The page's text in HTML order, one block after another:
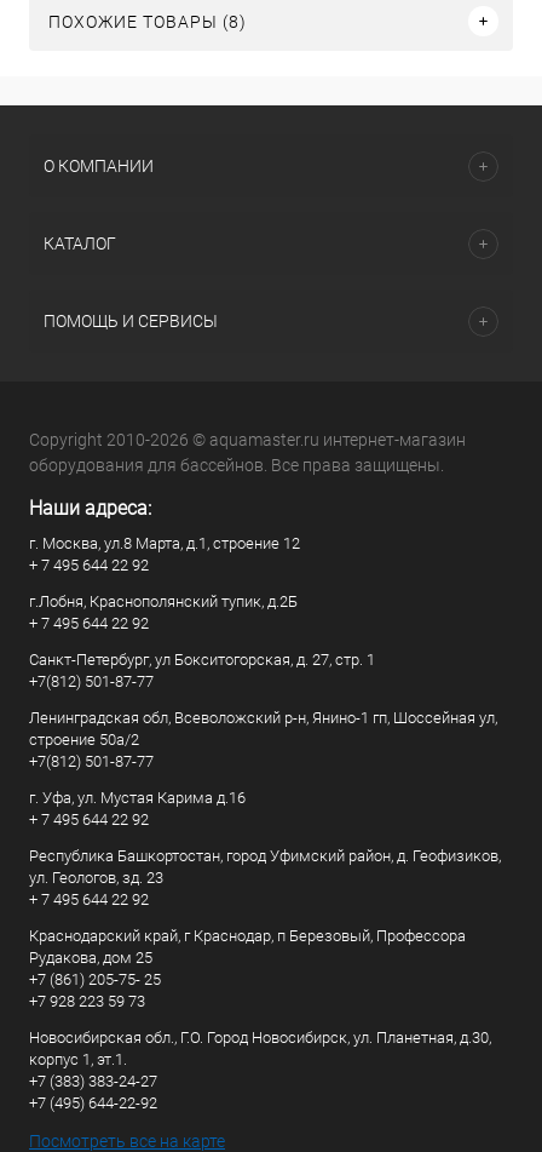
ПОХОЖИЕ ТОВАРЫ (8)
О КОМПАНИИ
КАТАЛОГ
ПОМОЩЬ И СЕРВИСЫ
Copyright 2010-2026 © aquamaster.ru интернет-магазин
оборудования для бассейнов. Все права защищены.
Наши адреса:
г. Москва, ул.8 Марта, д.1, строение 12
+ 7 495 644 22 92
г.Лобня, Краснополянский тупик, д.2Б
+ 7 495 644 22 92
Санкт-Петербург, ул Бокситогорская, д. 27, стр. 1
+7(812) 501-87-77
Ленинградская обл, Всеволожский р-н, Янино-1 гп, Шоссейная ул,
строение 50а/2
+7(812) 501-87-77
г. Уфа, ул. Мустая Карима д.16
+ 7 495 644 22 92
Республика Башкортостан, город Уфимский район, д. Геофизиков,
ул. Геологов, зд. 23
+ 7 495 644 22 92
Краснодарский край, г Краснодар, п Березовый, Профессора
Рудакова, дом 25
+7 (861) 205-75- 25
+7 928 223 59 73
Новосибирская обл., Г.О. Город Новосибирск, ул. Планетная, д.30,
корпус 1, эт.1.
+7 (383) 383-24-27
+7 (495) 644-22-92
Посмотреть все на карте